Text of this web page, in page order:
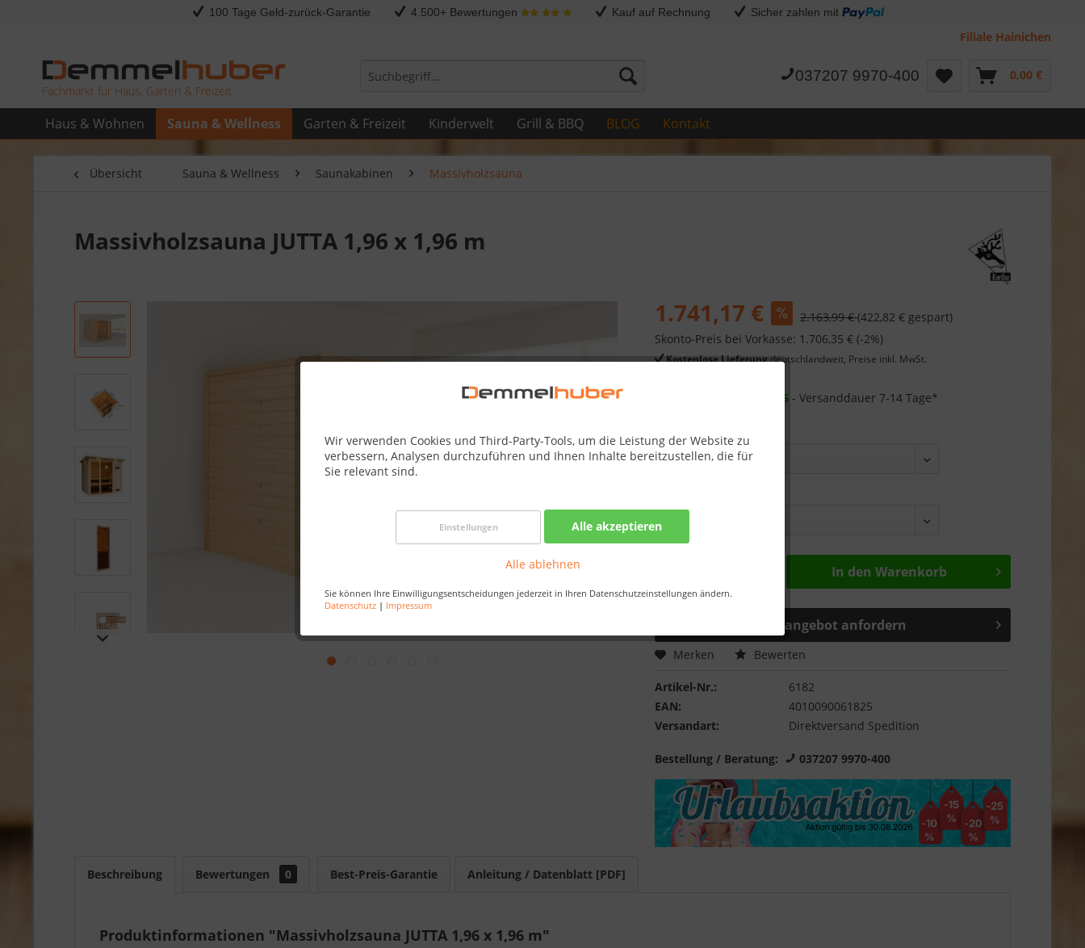
100 Tage Geld-zurück-Garantie 4.500+ Bewertungen Kauf auf Rechnung Sicher zahlen mit
Filiale Hainichen
Fachmarkt für Haus, Garten & Freizeit
037207 9970-400 0,00 €
Haus & Wohnen Sauna & Wellness Garten & Freizeit Kinderwelt Grill & BBQ BLOG Kontakt
Wir verwenden Cookies und Third-Party-Tools, um die Leistung der Website zu
verbessern, Analysen durchzuführen und Ihnen Inhalte bereitzustellen, die für
Sie relevant sind.
Einstellungen Alle akzeptieren
Alle ablehnen
Sie können Ihre Einwilligungsentscheidungen jederzeit in Ihren Datenschutzeinstellungen ändern.
Datenschutz | Impressum
Übersicht Sauna & Wellness Saunakabinen Massivholzsauna
Massivholzsauna JUTTA 1,96 x 1,96 m
1.741,17 € 2.163,99 €(422,82 € gespart)
Skonto-Preis bei Vorkasse: 1.706,35 € (-2%)
Kostenlose Lieferungdeutschlandweit, Preise inkl. MwSt.
25.08.26 - Versanddauer 7-14 Tage*
In den Warenkorb
Sonderangebot anfordern
Merken Bewerten
Artikel-Nr.:
6182
EAN:
4010090061825
Versandart:
Direktversand Spedition
Bestellung / Beratung: 037207 9970-400
Beschreibung Bewertungen 0 Best-Preis-Garantie Anleitung / Datenblatt [PDF]
Produktinformationen "Massivholzsauna JUTTA 1,96 x 1,96 m"